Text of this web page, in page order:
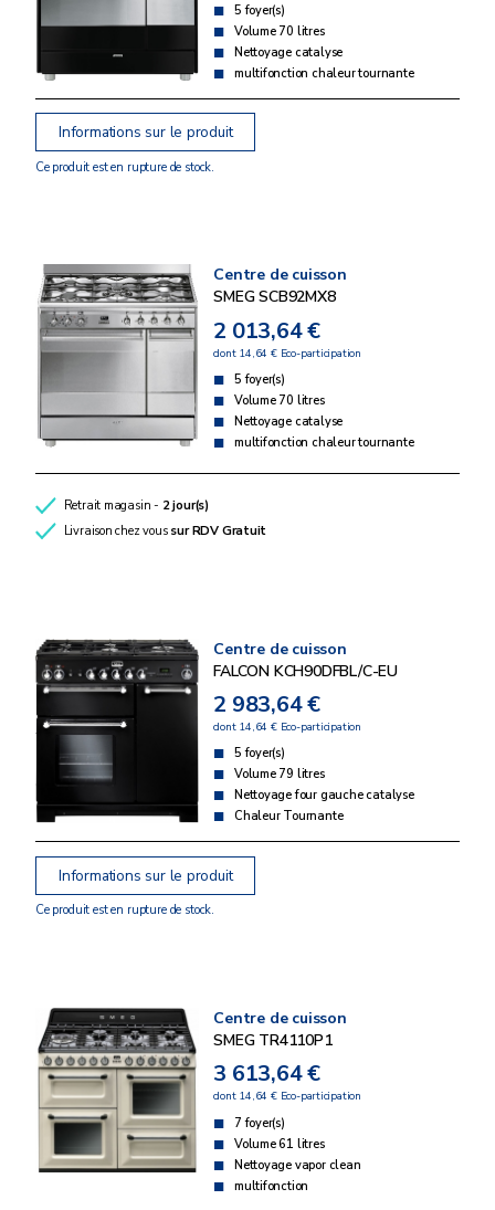
5 foyer(s)
Volume 70 litres
Nettoyage catalyse
multifonction chaleur tournante
Informations sur le produit
Ce produit est en rupture de stock.
Centre de cuisson
SMEG SCB92MX8
2 013,64 €
dont 14,64 € Eco-participation
5 foyer(s)
Volume 70 litres
Nettoyage catalyse
multifonction chaleur tournante
Retrait magasin - 2 jour(s)
Livraison chez vous sur RDV Gratuit
Centre de cuisson
FALCON KCH90DFBL/C-EU
2 983,64 €
dont 14,64 € Eco-participation
5 foyer(s)
Volume 79 litres
Nettoyage four gauche catalyse
Chaleur Tournante
Informations sur le produit
Ce produit est en rupture de stock.
Centre de cuisson
SMEG TR4110P1
3 613,64 €
dont 14,64 € Eco-participation
7 foyer(s)
Volume 61 litres
Nettoyage vapor clean
multifonction